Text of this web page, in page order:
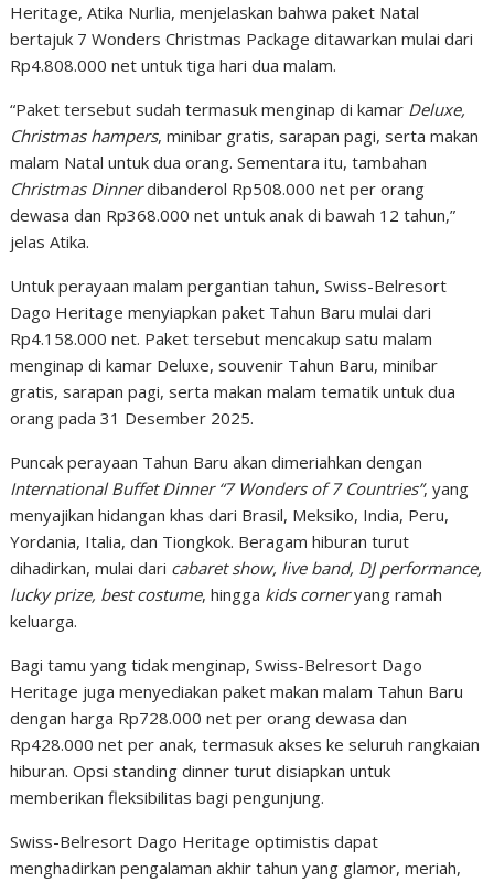
Heritage, Atika Nurlia, menjelaskan bahwa paket Natal
bertajuk 7 Wonders Christmas Package ditawarkan mulai dari
Rp4.808.000 net untuk tiga hari dua malam.
“Paket tersebut sudah termasuk menginap di kamar Deluxe,
Christmas hampers, minibar gratis, sarapan pagi, serta makan
malam Natal untuk dua orang. Sementara itu, tambahan
Christmas Dinnerdibanderol Rp508.000 net per orang
dewasa dan Rp368.000 net untuk anak di bawah 12 tahun,”
jelas Atika.
Untuk perayaan malam pergantian tahun, Swiss-Belresort
Dago Heritage menyiapkan paket Tahun Baru mulai dari
Rp4.158.000 net. Paket tersebut mencakup satu malam
menginap di kamar Deluxe, souvenir Tahun Baru, minibar
gratis, sarapan pagi, serta makan malam tematik untuk dua
orang pada 31 Desember 2025.
Puncak perayaan Tahun Baru akan dimeriahkan dengan
International Buffet Dinner “7 Wonders of 7 Countries”, yang
menyajikan hidangan khas dari Brasil, Meksiko, India, Peru,
Yordania, Italia, dan Tiongkok. Beragam hiburan turut
dihadirkan, mulai dari cabaret show, live band, DJ performance,
lucky prize, best costume, hingga kids corneryang ramah
keluarga.
Bagi tamu yang tidak menginap, Swiss-Belresort Dago
Heritage juga menyediakan paket makan malam Tahun Baru
dengan harga Rp728.000 net per orang dewasa dan
Rp428.000 net per anak, termasuk akses ke seluruh rangkaian
hiburan. Opsi standing dinner turut disiapkan untuk
memberikan fleksibilitas bagi pengunjung.
Swiss-Belresort Dago Heritage optimistis dapat
menghadirkan pengalaman akhir tahun yang glamor, meriah,